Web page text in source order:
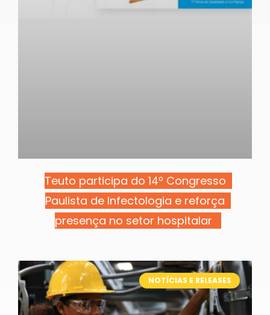
Teuto participa do 14º Congresso
Paulista de Infectologia e reforça
presença no setor hospitalar
NOTÍCIAS E RELEASES